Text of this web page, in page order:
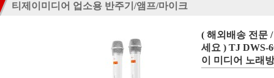
티제이미디어 업소용 반주기/앰프/마이크
( 해외배송 전문
세요 ) TJ DWS-
이 미디어 노래